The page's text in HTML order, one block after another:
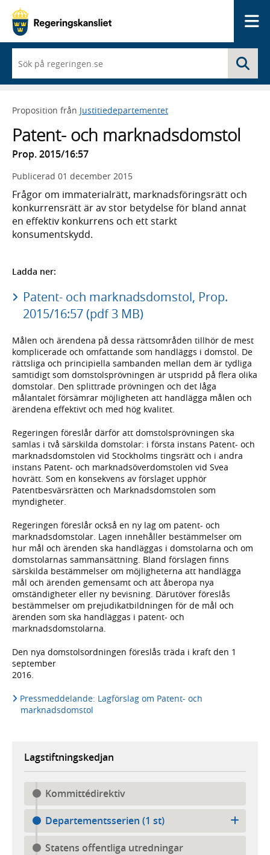
du
börjar
skriva
framträder
lista
med
sökförslag
Proposition från Justitiedepartementet
Patent- och marknadsdomstol
Prop. 2015/16:57
Publicerad 01 december 2015
Frågor om immaterialrätt, marknadsföringsrätt och
konkurrensrätt är av stor betydelse för bland annat
en effektiv konkurrens och ett starkt
konsumentskydd.
Ladda ner:
Patent- och marknadsdomstol, Prop.
2015/16:57 (pdf 3 MB)
Målen och ärendena på dessa rättsområden tillhör de mest
komplicerade och omfattande som handläggs i domstol. De
rättsliga och principiella sambanden mellan dem är tydliga
samtidigt som domstolsprövningen är utspridd på flera olika
domstolar. Den splittrade prövningen och det låga
målantalet försämrar möjligheten att handlägga målen och
ärendena effektivt och med hög kvalitet.
Regeringen föreslår därför att domstolsprövningen ska
samlas i två särskilda domstolar: i första instans Patent- och
marknadsdomstolen vid Stockholms tingsrätt och i andra
instans Patent- och marknadsöverdomstolen vid Svea
hovrätt. Som en konsekvens av förslaget upphör
Patentbesvärsrätten och Marknadsdomstolen som
myndigheter.
Regeringen föreslår också en ny lag om patent- och
marknadsdomstolar. Lagen innehåller bestämmelser om
hur mål och ärenden ska handläggas i domstolarna och om
domstolarnas sammansättning. Bland förslagen finns
särskilda bestämmelser om möjligheterna att handlägga
mål och ärenden gemensamt och att åberopa nya
omständigheter eller ny bevisning. Därutöver föreslås
bestämmelser om prejudikatbildningen för de mål och
ärenden som ska handläggas i patent- och
marknadsdomstolarna.
Den nya domstolsordningen föreslås träda i kraft den 1
september
2016.
Pressmeddelande: Lagförslag om Patent- och
marknadsdomstol
Lagstiftningskedjan
Kommittédirektiv
Departementsserien (1 st)
Statens offentliga utredningar